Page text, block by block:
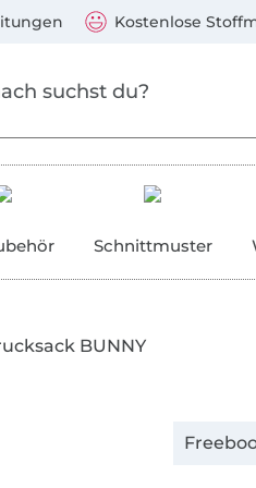
Kostenlose
Schnittmuster
BUNNY
Mastercard, PayPal,